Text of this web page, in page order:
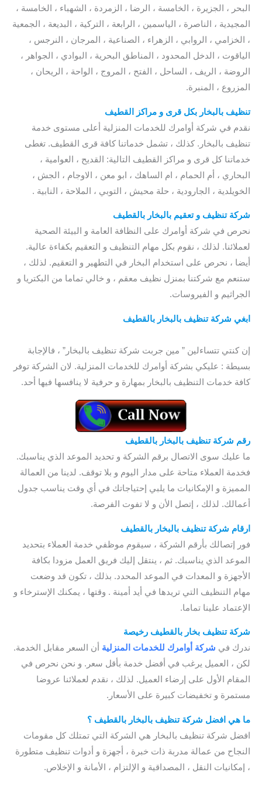
البحر ، الجزيرة ، الخامسة ، الرضا ، الزمردة ، الشهباء ، الخامسة ،
المجيدية ، الناصرة ، الياسمين ، الرابعة ، التركية ، البديعة ، الجمعية
، الخزامي ، الروابي ، الزهراء ، الصناعية ، المرجان ، النرجس ،
الياقوت ، الدخل المحدود ، المناطق البحرية ، البوادي ، الجواهر ،
الروضة ، الريف ، الساحل ، الفتح ، المروج ، الواحة ، الريحان ،
المزروع ، المنبرة.
تنظيف بالبخار بكل قرى و مراكز القطيف
نقدم في شركة أوامرك للخدمات المنزلية أعلى مستوى خدمة
تنظيف بالبخار. كذلك ، تشمل خدماتنا كافة قرى القطيف. تغطى
خدماتنا كل قرى و مراكز القطيف التالية: القديح ، العوامية ،
البحاري ، أم الحمام ، ام الساهك ، ابو معن ، الاوجام ، الجش ،
الخويلدية ، الجارودية ، حلة محيش ، التوبي ، الملاحة ، النابية .
شركة تنظيف و تعقيم بالبخار بالقطيف
نحرص في شركة أوامرك على النظافة العامة و البيئة الصحية
لعملائنا. لذلك ، نقوم بكل مهام التنظيف و التعقيم بكفاءة عالية.
أيضا ، نحرص على استخدام البخار في التطهير و التعقيم. لذلك ،
ستنعم مع شركتنا بمنزل نظيف معقم ، و خالي تماما من البكتريا و
الجراثيم و الفيروسات.
ابغي شركة تنظيف بالبخار بالقطيف
إن كنتي تتساءلين ” مين جربت شركة تنظيف بالبخار” ، فالإجابة
بسيطة : عليكي بشركة أوامرك للخدمات المنزلية. لان الشركة توفر
كافة خدمات التنظيف بالبخار بمهارة و حرفية لا ينافسها فيها أحد.
رقم شركة تنظيف بالبخار بالقطيف
ما عليك سوى الاتصال برقم الشركة و تحديد الموعد الذي يناسبك.
فخدمة العملاء متاحة على مدار اليوم و بلا توقف. لدينا من العمالة
المميزة و الإمكانيات ما يلبي إحتياجاتك في أي وقت يناسب جدول
أعمالك. لذلك ، إتصل الأن و لا تفوت الفرصة.
ارقام شركة تنظيف بالبخار بالقطيف
فور إتصالك بأرقم الشركة ، سيقوم موظفي خدمة العملاء بتحديد
الموعد الذي يناسبك. ثم ، ينتقل إليك فريق العمل مزودا بكافة
الأجهزة و المعدات في الموعد المحدد. بذلك ، تكون قد وضعت
مهام التنظيف التي تريدها في أيد أمينة . وقتها ، يمكنك الإسترخاء و
الإعتماد علينا تماما.
شركة تنظيف بخار بالقطيف رخيصة
ندرك في شركة أوامرك للخدمات المنزلية أن السعر مقابل الخدمة.
لكن ، العميل يرغب في أفضل خدمة بأقل سعر. و نحن نحرص في
المقام الأول على إرضاء العميل. لذلك ، نقدم لعملائنا عروضا
مستمرة و تخفيضات كبيرة على الأسعار.
ما هي افضل شركة تنظيف بالبخار بالقطيف ؟
افضل شركة تنظيف بالبخار هي الشركة التي تمتلك كل مقومات
النجاح من عمالة مدربة ذات خبرة ، أجهزة و أدوات تنظيف متطورة
، إمكانيات النقل ، المصداقية و الإلتزام ، الأمانة و الإخلاص.